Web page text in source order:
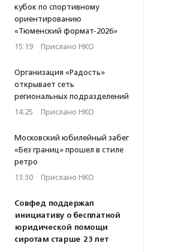
кубок по спортивному
ориентированию
«Тюменский формат-2026»
15:19 · Прислано НКО
Организация «Радость»
открывает сеть
региональных подразделений
14:25 · Прислано НКО
Московский юбилейный забег
«Без границ» прошел в стиле
ретро
13:30 · Прислано НКО
Совфед поддержал
инициативу о бесплатной
юридической помощи
сиротам старше 23 лет